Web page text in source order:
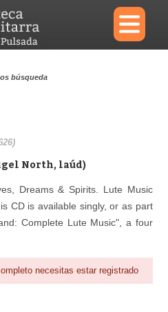
×
Reproductor
búsqueda
North, laúd)
Dreams & Spirits. Lute Music
CD is available singly, or as part
Complete Lute Music", a four
necesitas estar registrado